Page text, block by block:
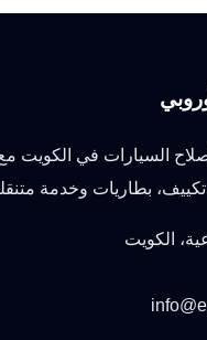
السيارات في الكويت
تكييف، بطاريات وخدمة
الكويت